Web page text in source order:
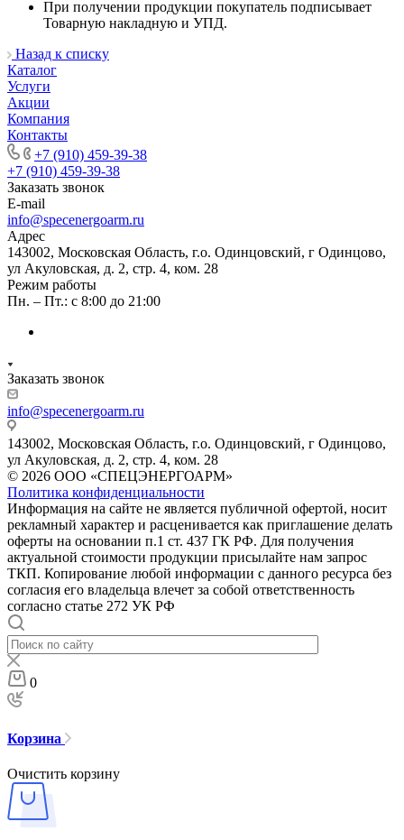
При получении продукции покупатель подписывает
Товарную накладную и УПД.
Назад к списку
Каталог
Услуги
Акции
Компания
Контакты
+7 (910) 459-39-38
+7 (910) 459-39-38
Заказать звонок
E-mail
info@specenergoarm.ru
Адрес
143002, Московская Область, г.о. Одинцовский, г Одинцово,
ул Акуловская, д. 2, стр. 4, ком. 28
Режим работы
Пн. – Пт.: с 8:00 до 21:00
Заказать звонок
info@specenergoarm.ru
143002, Московская Область, г.о. Одинцовский, г Одинцово,
ул Акуловская, д. 2, стр. 4, ком. 28
© 2026 ООО «СПЕЦЭНЕРГОАРМ»
Политика конфиденциальности
Информация на сайте не является публичной офертой, носит
рекламный характер и расценивается как приглашение делать
оферты на основании п.1 ст. 437 ГК РФ. Для получения
актуальной стоимости продукции присылайте нам запрос
ТКП. Копирование любой информации с данного ресурса без
согласия его владельца влечет за собой ответственность
согласно статье 272 УК РФ
0
Корзина
Очистить корзину